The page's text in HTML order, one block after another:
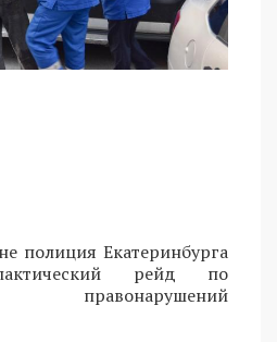
полиция Екатеринбурга
рейд по
правонарушений